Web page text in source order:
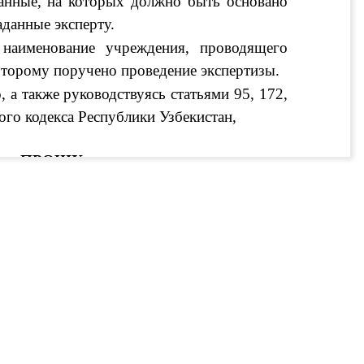
эксперту.
учреждения, проводящего
поручено проведение экспертизы.
также руководствуясь статьями 95, 172,
кодекса Республики Узбекистан,
ПРОШУ: